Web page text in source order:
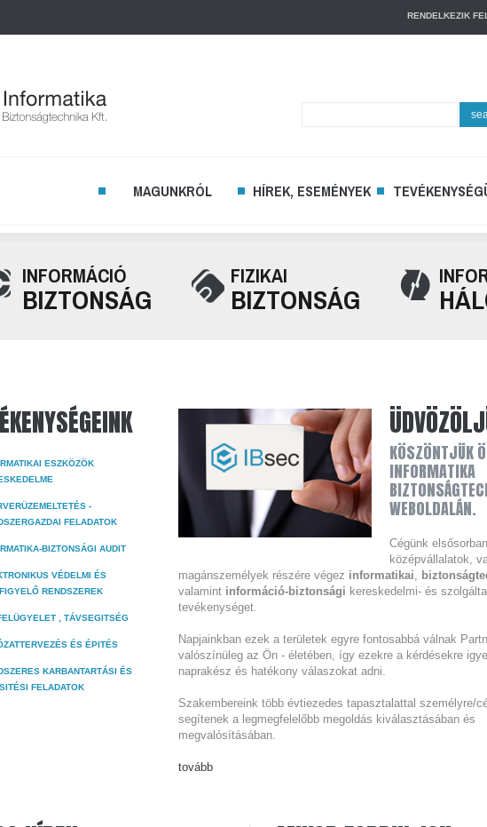
RENDELKEZIK
MAGUNKRÓL
CÉGTÖRTÉNET
VÉLEMÉNYEK
HÍREK, ESEMÉNYEK
INFORMATIKA
INFORMATIKA
INFORMÁCIÓ
BIZTONSÁG
FIZIKAI
BIZTONSÁG
ESZKÖZÖK
-
FELADATOK
BIZTONSÁGI AUDIT
VÉDELMI ÉS
RENDSZEREK
, TÁVSEGITSÉG
ÉS ÉPITÉS
KARBANTARTÁSI ÉS
FELADATOK
KÖSZÖNTJÜK
INFORMATIKA
WEBOLDALÁN.
Cégünk
középvállalatok,
magánszemélyek részére végez informatikai,
valamint információ-biztonsági kereskedelmi- és
tevékenységet.
Napjainkban ezek a területek egyre fontosabbá válnak
valószínüleg az Ön - életében, így ezekre a kérdésekre
naprakész és hatékony válaszokat adni.
Szakembereink több évtiezedes tapasztalattal személyre/
segítenek a legmegfelelőbb megoldás kiválasztásában és
megvalósításában.
tovább